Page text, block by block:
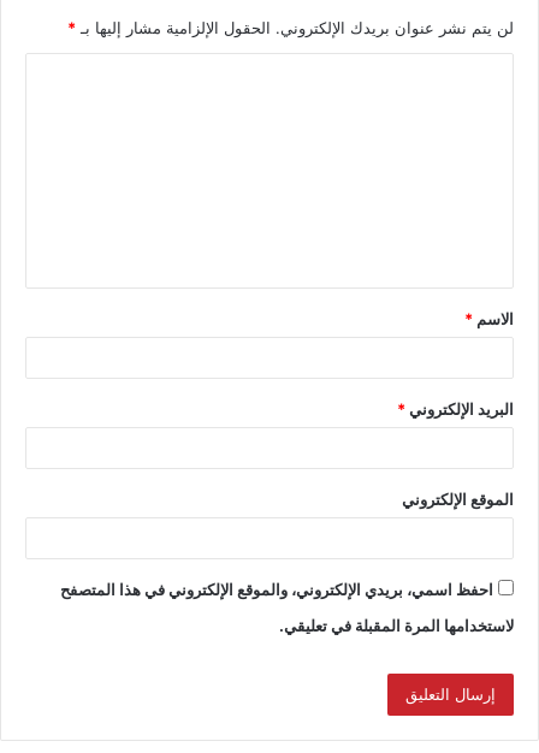
لن يتم نشر عنوان بريدك الإلكتروني. الحقول الإلزامية مشار إليها بـ *
الاسم *
البريد الإلكتروني*
الموقع الإلكتروني
احفظ اسمي، بريدي الإلكتروني، والموقع الإلكتروني في هذا المتصفح
لاستخدامها المرة المقبلة في تعليقي.